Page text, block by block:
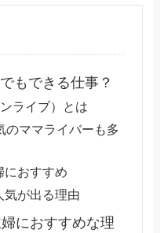
もできる仕事？
ライブ）とは
のママライバーも多
におすすめ
気が出る理由
におすすめな理